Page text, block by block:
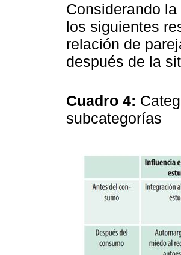
Considerando
los siguientes
relación de
después de la
Cuadro 4:
subcategorías